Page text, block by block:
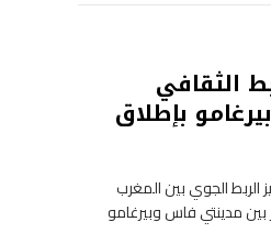
الثقافي
بإطلاق
الربط الجوي بين المغرب
مدينتي فاس وبيرغامو